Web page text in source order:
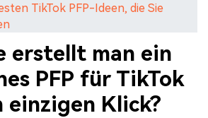
TikTok PFP-Ideen, die Sie
erstellt man ein
PFP für TikTok
einzigen Klick?